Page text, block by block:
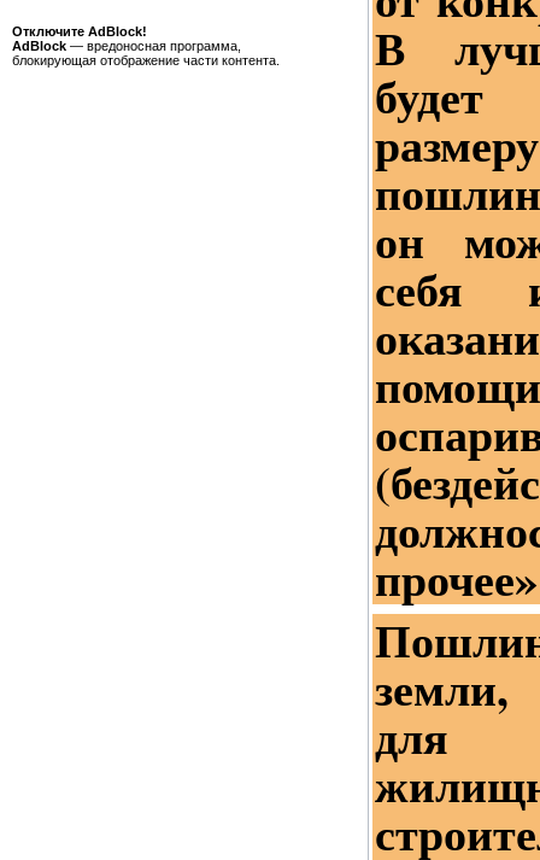
Отключите AdBlock!
AdBlock — вредоносная программа,
блокирующая отображение части контента.
В
будет
он
себя
прочее»
земли,
для